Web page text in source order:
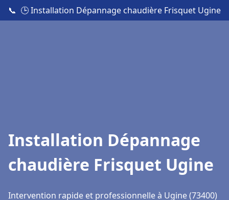
📞 🕒 Installation Dépannage chaudière Frisquet Ugine
Installation Dépannage
chaudière Frisquet Ugine
Intervention rapide et professionnelle à Ugine (73400)